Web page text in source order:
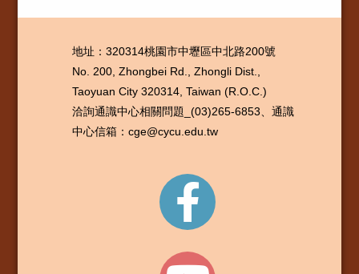
地址：320314桃園市中壢區中北路200號
No. 200, Zhongbei Rd., Zhongli Dist.,
Taoyuan City 320314, Taiwan (R.O.C.)
洽詢通識中心相關問題_(03)265-6853、通識
中心信箱：cge@cycu.edu.tw